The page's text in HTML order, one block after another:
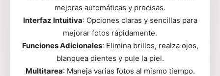
mejoras automáticas y precisas.
Interfaz Intuitiva: Opciones claras y sencillas para
mejorar fotos rápidamente.
Funciones Adicionales: Elimina brillos, realza ojos,
blanquea dientes y pule la piel.
Multitarea: Maneja varias fotos al mismo tiempo.